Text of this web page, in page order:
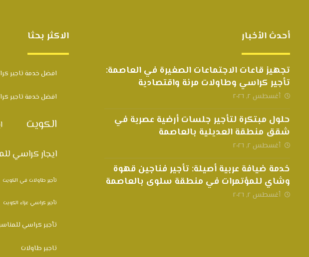
أحدث الأخبار
تجهيز قاعات الاجتماعات الصغيرة في العاصمة:
تأجير كراسي وطاولات مرنة واقتصادية
أغسطس ٢, ٢٠٢٦
حلول مبتكرة لتأجير جلسات أرضية عصرية في
شقق منطقة العديلية بالعاصمة
أغسطس ٢, ٢٠٢٦
خدمة ضيافة عربية أصيلة: تأجير فناجين قهوة
وشاي للمؤتمرات في منطقة سلوى بالعاصمة
أغسطس ٢, ٢٠٢٦
الاكثر بحثا
افضل خدمة تاجير
افضل خدمة تاجير
الكويت
ايجار كراسي
تأجير طاولات في الكويت
تأجير كراسي عزاء الكويت
تأجير كراسي
تاجير طاولات